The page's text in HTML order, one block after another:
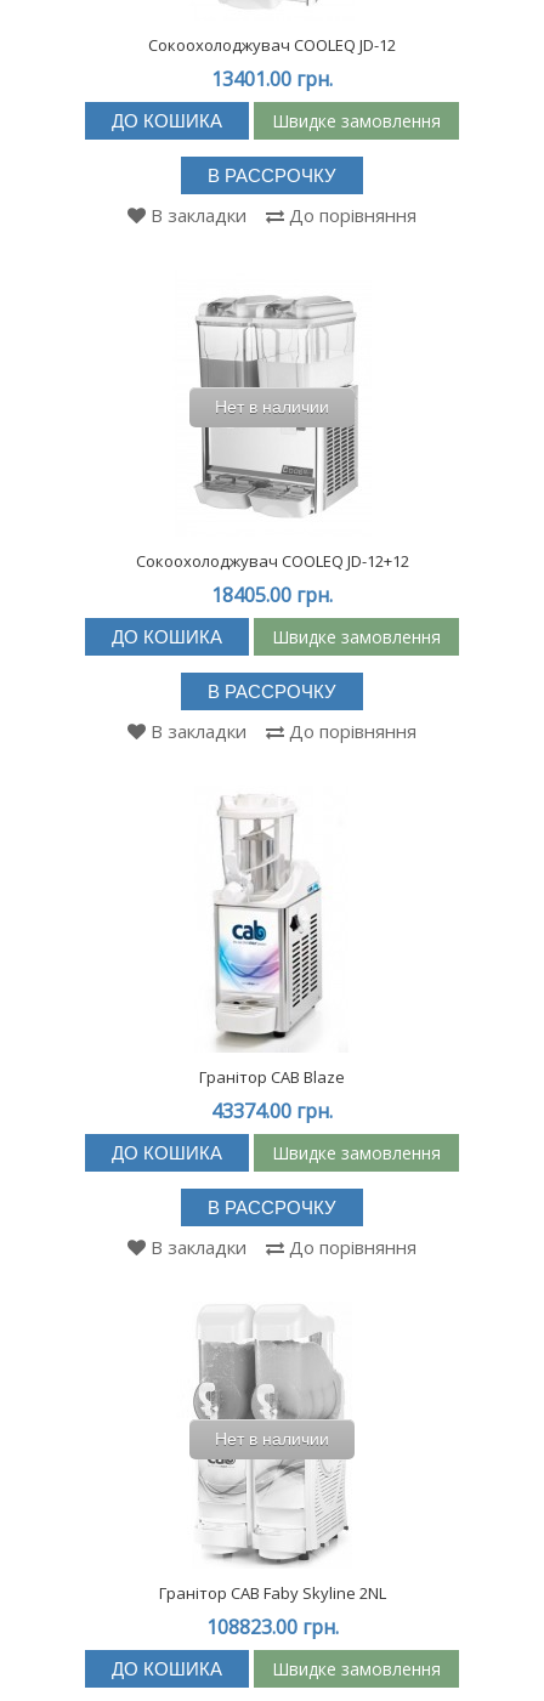
Сокоохолоджувач COOLEQ JD-12
13401.00 грн.
ДО КОШИКА Швидке замовлення
В РАССРОЧКУ
В закладки До порівняння
Нет в наличии
Сокоохолоджувач COOLEQ JD-12+12
18405.00 грн.
ДО КОШИКА Швидке замовлення
В РАССРОЧКУ
В закладки До порівняння
Гранітор CAB Blaze
43374.00 грн.
ДО КОШИКА Швидке замовлення
В РАССРОЧКУ
В закладки До порівняння
Нет в наличии
Гранітор CAB Faby Skyline 2NL
108823.00 грн.
ДО КОШИКА Швидке замовлення